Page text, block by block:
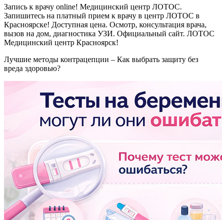
Запись к врачу online! Медицинский центр ЛОТОС.
Запишитесь на платный прием к врачу в центр ЛОТОС в
Красноярске! Доступная цена. Осмотр, консультация врача,
вызов на дом, диагностика УЗИ. Официальный сайт. ЛОТОС
Медицинский центр Красноярск!
Лучшие методы контрацепции – Как выбрать защиту без
вреда здоровью?